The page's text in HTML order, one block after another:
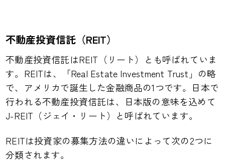
不動産投資信託（REIT）
不動産投資信託はREIT（リート）とも呼ばれていま
す。REITは、「Real Estate Investment Trust」の略
で、アメリカで誕生した金融商品の1つです。日本で
行われる不動産投資信託は、日本版の意味を込めて
J-REIT（ジェイ・リート）と呼ばれています。
REITは投資家の募集方法の違いによって次の2つに
分類されます。